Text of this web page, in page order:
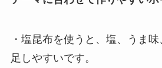
・塩昆布を使うと、塩、うま
足しやすいです。